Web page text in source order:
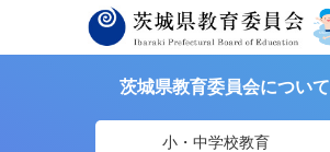
茨城県教育委員会について
小・中学校教育